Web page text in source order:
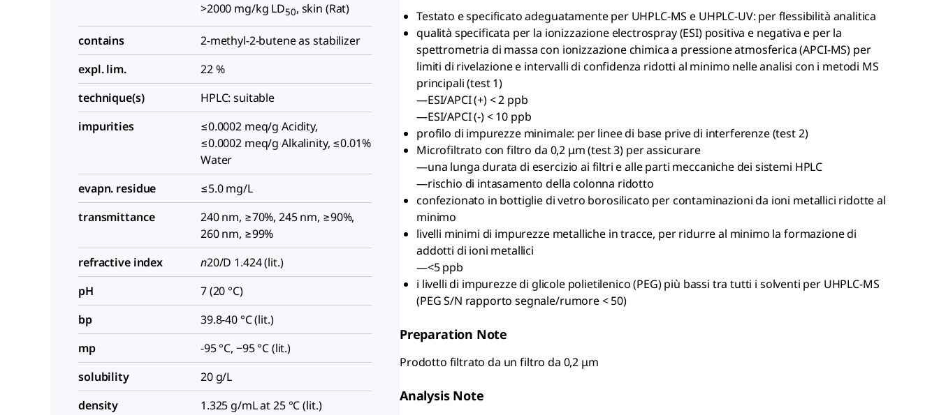
>2000 mg/kg LD50, skin (Rat)
contains
2-methyl-2-butene as stabilizer
expl. lim.
22 %
technique(s)
HPLC: suitable
impurities
≤0.0002 meq/g Acidity,
≤0.0002 meq/g Alkalinity, ≤0.01%
Water
evapn. residue
≤5.0 mg/L
transmittance
240 nm, ≥70%, 245 nm, ≥90%,
260 nm, ≥99%
refractive index
n20/D 1.424 (lit.)
pH
7 (20 °C)
bp
39.8-40 °C (lit.)
mp
-95 °C, −95 °C (lit.)
solubility
20 g/L
density
1.325 g/mL at 25 °C (lit.)
Testato e specificato adeguatamente per UHPLC-MS e UHPLC-UV: per flessibilità analitica
qualità specificata per la ionizzazione electrospray (ESI) positiva e negativa e per la
spettrometria di massa con ionizzazione chimica a pressione atmosferica (APCI-MS) per
limiti di rivelazione e intervalli di confidenza ridotti al minimo nelle analisi con i metodi MS
principali (test 1)
—ESI/APCI (+) < 2 ppb
—ESI/APCI (-) < 10 ppb
profilo di impurezze minimale: per linee di base prive di interferenze (test 2)
Microfiltrato con filtro da 0,2 μm (test 3) per assicurare
—una lunga durata di esercizio ai filtri e alle parti meccaniche dei sistemi HPLC
—rischio di intasamento della colonna ridotto
confezionato in bottiglie di vetro borosilicato per contaminazioni da ioni metallici ridotte al
minimo
livelli minimi di impurezze metalliche in tracce, per ridurre al minimo la formazione di
addotti di ioni metallici
—<5 ppb
i livelli di impurezze di glicole polietilenico (PEG) più bassi tra tutti i solventi per UHPLC-MS
(PEG S/N rapporto segnale/rumore < 50)
Preparation Note
Prodotto filtrato da un filtro da 0,2 μm
Analysis Note